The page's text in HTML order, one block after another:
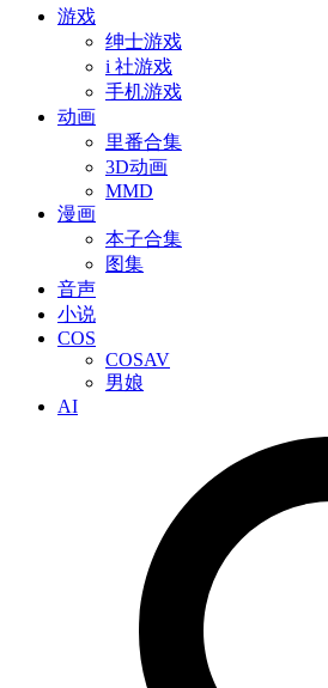
游戏
绅士游戏
i 社游戏
手机游戏
动画
里番合集
3D动画
MMD
漫画
本子合集
图集
音声
小说
COS
COSAV
男娘
AI